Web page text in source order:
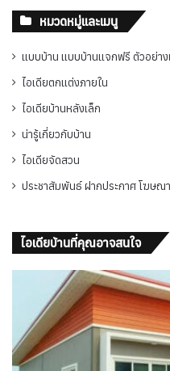
หมวดหมู่และเมนู
แบบบ้าน แบบบ้านแจกฟรี ตัวอย่าง
ไอเดียตกแต่งภายใน
ไอเดียบ้านหลังเล็ก
น่ารู้เกี่ยวกับบ้าน
ไอเดียจัดสวน
ประชาสัมพันธ์ ฝากประกาศ โฆษณา
ไอเดียบ้านที่คุณอาจสนใจ